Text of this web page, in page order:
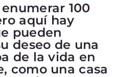
100
aquí hay
pueden
deseo de una
de la vida en
como una casa